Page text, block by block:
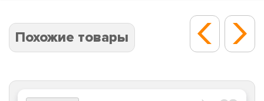
Похожие товары